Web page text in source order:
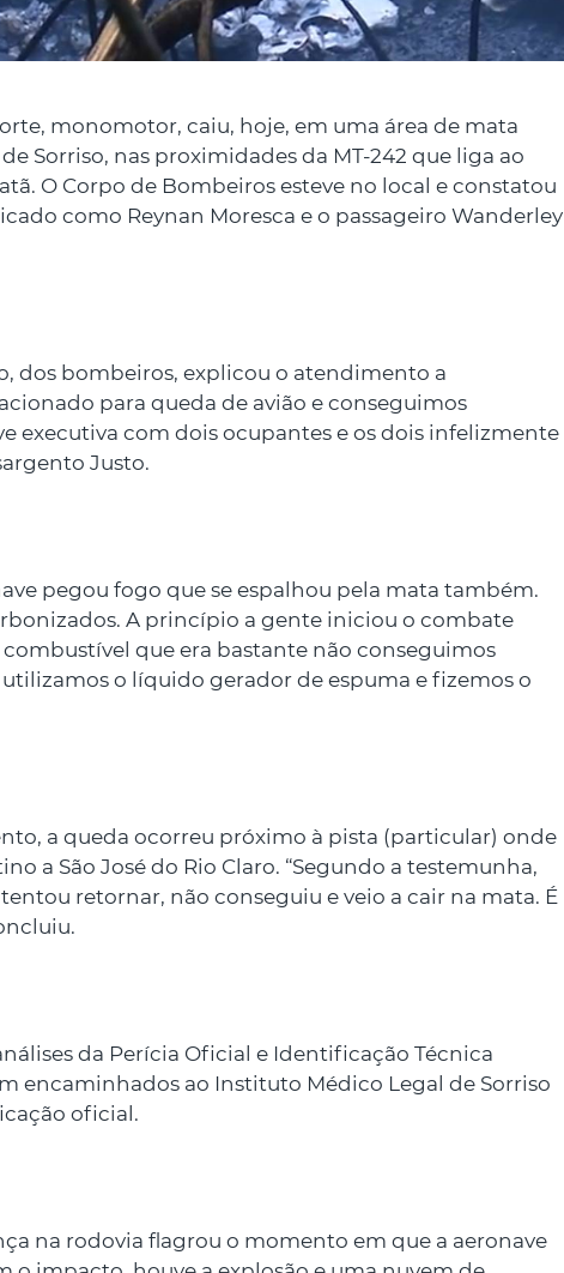
monomotor, caiu, hoje, em uma área de mata
Sorriso, nas proximidades da MT-242 que liga ao
O Corpo de Bombeiros esteve no local e constatou
como Reynan Moresca e o passageiro Wanderley
dos bombeiros, explicou o atendimento a
para queda de avião e conseguimos
executiva com dois ocupantes e os dois infelizmente
Justo.
pegou fogo que se espalhou pela mata também.
A princípio a gente iniciou o combate
que era bastante não conseguimos
o líquido gerador de espuma e fizemos o
a queda ocorreu próximo à pista (particular) onde
a São José do Rio Claro. “Segundo a testemunha,
retornar, não conseguiu e veio a cair na mata. É
da Perícia Oficial e Identificação Técnica
encaminhados ao Instituto Médico Legal de Sorriso
oficial.
na rodovia flagrou o momento em que a aeronave